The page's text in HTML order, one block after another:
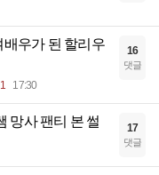
배우가 된 할리우
17:30
16
댓글
망사 팬티 본 썰 17
댓글